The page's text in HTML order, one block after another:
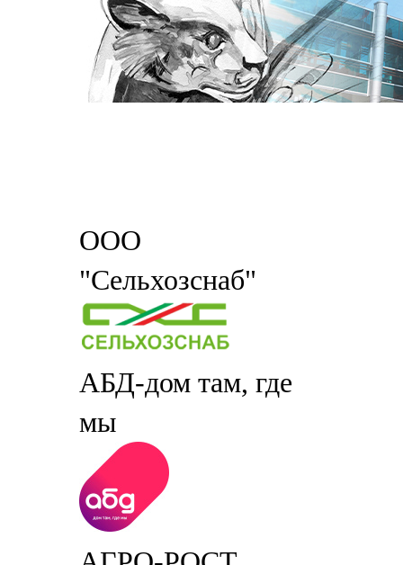
ООО
"Сельхозснаб"
АБД-дом там, где
мы